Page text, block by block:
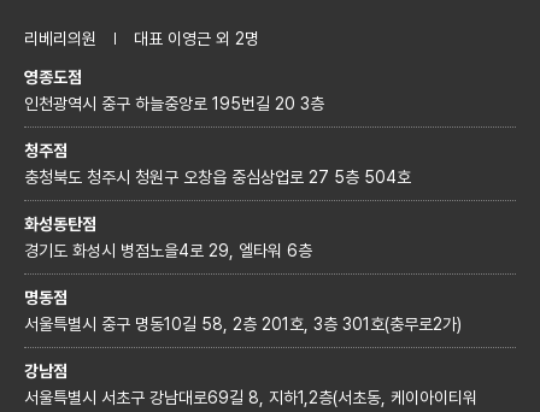
리베리의원
대표 이영근 외 2명
영종도점
인천광역시 중구 하늘중앙로 195번길 20 3층
청주점
충청북도 청주시 청원구 오창읍 중심상업로 27 5층 504호
화성동탄점
경기도 화성시 병점노을4로 29, 엘타워 6층
명동점
서울특별시 중구 명동10길 58, 2층 201호, 3층 301호(충무로2가)
강남점
서울특별시 서초구 강남대로69길 8, 지하1,2층(서초동, 케이아이티워